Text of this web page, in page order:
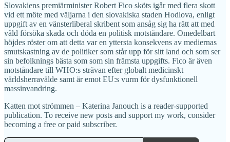
Slovakiens premiärminister Robert Fico sköts igår med flera skott
vid ett möte med väljarna i den slovakiska staden Hodlova, enligt
uppgift av en vänsterliberal skribent som ansåg sig ha rätt att med
våld försöka skada och döda en politisk motståndare. Omedelbart
höjdes röster om att detta var en yttersta konsekvens av mediernas
smutskastning av de politiker som står upp för sitt land och som ser
sin befolknings bästa som som sin främsta uppgifts. Fico är även
motståndare till WHO:s strävan efter globalt medicinskt
världsherravälde samt är emot EU:s vurm för dysfunktionell
massinvandring.
Katten mot strömmen – Katerina Janouch is a reader-supported
publication. To receive new posts and support my work, consider
becoming a free or paid subscriber.